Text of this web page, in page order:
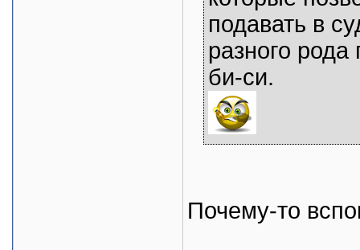
подавать в
разного
би-си.
Почему-то